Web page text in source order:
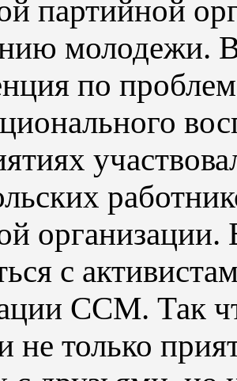
партийной
молодежи.
по
с
ССМ. Так
не только